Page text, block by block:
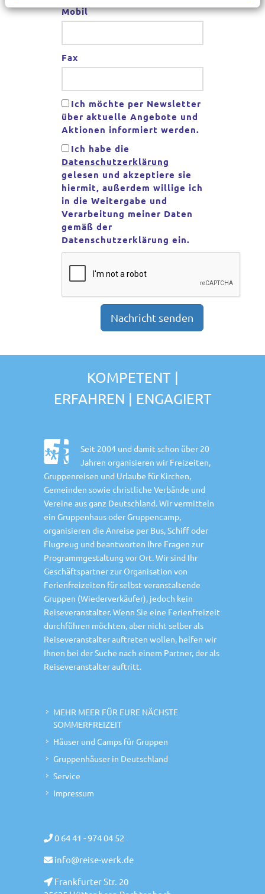
Mobil
Fax
Ich möchte per Newsletter
über aktuelle Angebote und
Aktionen informiert werden.
Ich habe die
Datenschutzerklärung
gelesen und akzeptiere sie
hiermit, außerdem willige ich
in die Weitergabe und
Verarbeitung meiner Daten
gemäß der
Datenschutzerklärung ein.
KOMPETENT |
ERFAHREN | ENGAGIERT
Seit 2004 und damit schon über 20
Jahren organisieren wir Freizeiten,
Gruppenreisen und Urlaube für Kirchen,
Gemeinden sowie christliche Verbände und
Vereine aus ganz Deutschland. Wir vermitteln
ein Gruppenhaus oder Gruppencamp,
organisieren die Anreise per Bus, Schiff oder
Flugzeug und beantworten Ihre Fragen zur
Programmgestaltung vor Ort. Wir sind Ihr
Geschäftspartner zur Organisation von
Ferienfreizeiten für selbst veranstaltende
Gruppen (Wiederverkäufer), jedoch kein
Reiseveranstalter. Wenn Sie eine Ferienfreizeit
durchführen möchten, aber nicht selber als
Reiseveranstalter auftreten wollen, helfen wir
Ihnen bei der Suche nach einem Partner, der als
Reiseveranstalter auftritt.
MEHR MEER FÜR EURE NÄCHSTE
SOMMERFREIZEIT
Häuser und Camps für Gruppen
Gruppenhäuser in Deutschland
Service
Impressum
0 64 41 - 974 04 52
info@reise-werk.de
Frankfurter Str. 20